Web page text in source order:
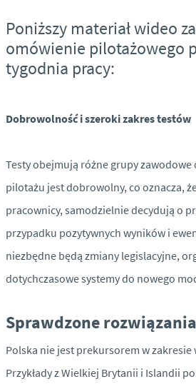
Poniższy materiał wideo
omówienie pilotażowego
tygodnia pracy:
Dobrowolność i szeroki zakres testów
Testy obejmują różne grupy zawodowe
pilotażu jest dobrowolny, co oznacza,
pracownicy, samodzielnie decydują o
przypadku pozytywnych wyników i
niezbędne będą zmiany legislacyjne,
dotychczasowe systemy do nowego
Sprawdzone
Polska nie jest prekursorem w
Przykłady z Wielkiej Brytanii i Islandii